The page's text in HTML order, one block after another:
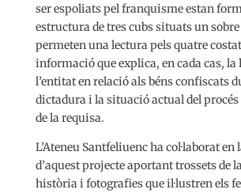
ser espoliats pel franquisme estan
estructura de tres cubs situats un sobre
permeten una lectura pels quatre
informació que explica, en cada cas, la
l’entitat en relació als béns confiscats
dictadura i la situació actual del procés
de la requisa.
L’Ateneu Santfeliuenc ha col·laborat
d’aquest projecte aportant trossets de
història i fotografies que il·lustren els